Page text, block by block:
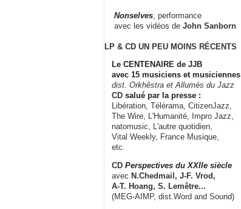
Nonselves , performance
avec les vidéos de John Sanborn
LP & CD UN PEU MOINS RÉCENTS
Le CENTENAIRE de JJB
avec 15 musiciens et musiciennes
dist. Orkhêstra et Allumés du Jazz
CD salué par la presse :
Libération, Télérama, CitizenJazz,
The Wire, L'Humanité, Impro Jazz,
natomusic, L'autre quotidien,
Vital Weekly, France Musique,
etc.
CD Perspectives du XXIIe siècle
avec N.Chedmail, J-F. Vrod,
A-T. Hoang, S. Lemêtre...
(MEG-AIMP, dist.Word and Sound)